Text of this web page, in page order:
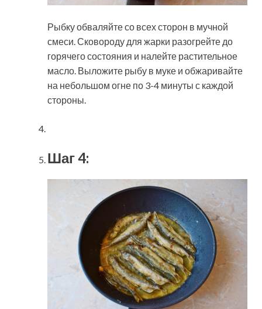
Рыбку обваляйте со всех сторон в мучной
смеси. Сковороду для жарки разогрейте до
горячего состояния и налейте растительное
масло. Выложите рыбу в муке и обжаривайте
на небольшом огне по 3-4 минуты с каждой
стороны.
Шаг 4: